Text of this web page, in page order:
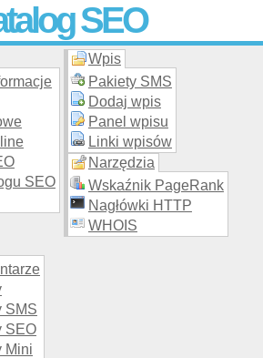
SEO
promocja stron WWW –
katalogu za darmo!
SEO
Wpis
Pakiety SMS
Dodaj wpis
Panel wpisu
Linki wpisów
Narzędzia
Wskaźnik PageRank
Nagłówki HTTP
WHOIS
SMS
SEO
Mini